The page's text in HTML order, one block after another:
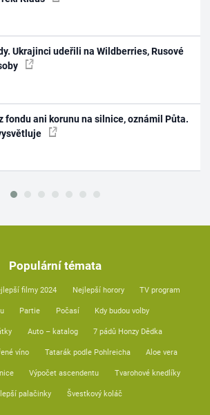
Ukrajinci udeřili na Wildberries, Rusové
fondu ani korunu na silnice, oznámil Půta.
Populární témata
filmy 2024 Nejlepší horory TV program
Partie Počasí Kdy budou volby
Auto – katalog 7 pádů Honzy Dědka
víno Tatarák podle Pohlreicha Aloe vera
Výpočet ascendentu Tvarohové knedlíky
palačinky Švestkový koláč